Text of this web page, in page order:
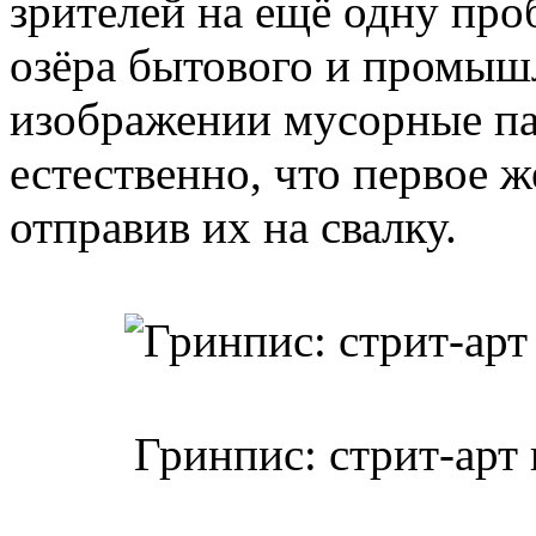
зрителей на ещё одну
озёра бытового и
изображении мусорные
естественно, что первое
отправив их на свалку.
Гринпис: стрит-